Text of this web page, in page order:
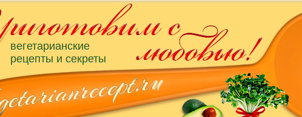
вегетарианские
рецепты и секреты